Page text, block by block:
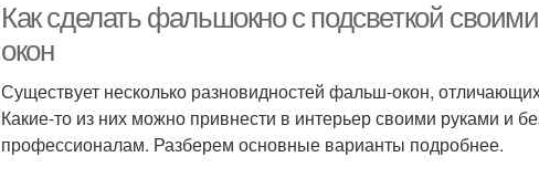
Как сделать фальшокно с подсветкой
окон
Существует несколько разновидностей фальш-окон,
Какие-то из них можно привнести в интерьер своими руками и
профессионалам. Разберем основные варианты подробнее.